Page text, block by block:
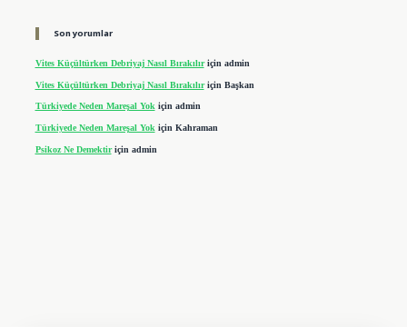
Son yorumlar
Vites Küçültürken Debriyaj Nasıl Bırakılıriçin admin
Vites Küçültürken Debriyaj Nasıl Bırakılıriçin Başkan
Türkiyede Neden Mareşal Yokiçin admin
Türkiyede Neden Mareşal Yok için Kahraman
Psikoz Ne Demektiriçin admin